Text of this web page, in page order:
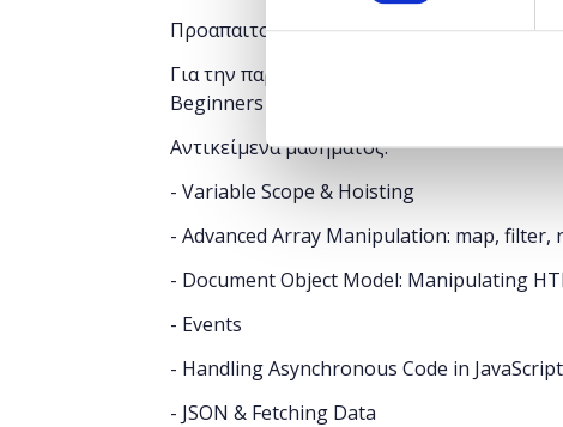
Προαπαιτούμενα μαθήματος:
Για την παρακολούθηση του μαθήματος
Beginners¨".
Αντικείμενα μαθήματος:
- Variable Scope & Hoisting
- Advanced Array Manipulation: map, filter,
- Document Object Model: Manipulating
- Events
- Handling Asynchronous Code in
- JSON & Fetching Data